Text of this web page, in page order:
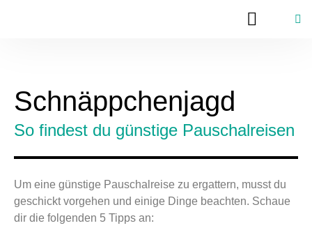
Schnäppchenjagd
So findest du günstige Pauschalreisen
Um eine günstige Pauschalreise zu ergattern, musst du
geschickt vorgehen und einige Dinge beachten. Schaue
dir die folgenden 5 Tipps an: